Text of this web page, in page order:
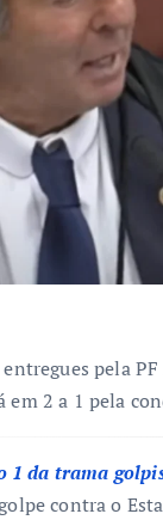
pela
2 a 1 pela
1 da trama
contra o